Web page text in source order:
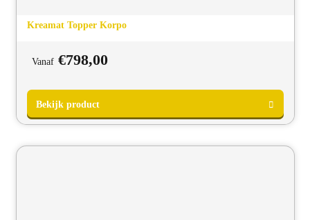
Kreamat Topper Korpo
Vanaf €798,00